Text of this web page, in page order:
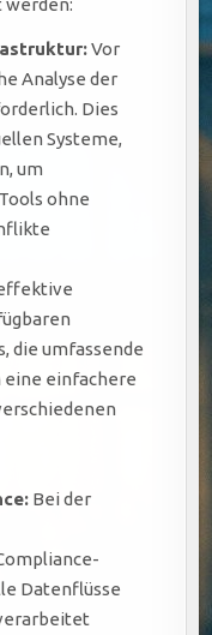
Vor
Analyse der
Dies
Systeme,
um
ohne
die umfassende
eine einfachere
Bei der
Datenflüsse